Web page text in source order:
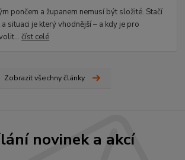
pončem a županem nemusí být složité. Stačí
situaci je který vhodnější – a kdy je pro
číst celé
Zobrazit všechny články
novinek a akcí